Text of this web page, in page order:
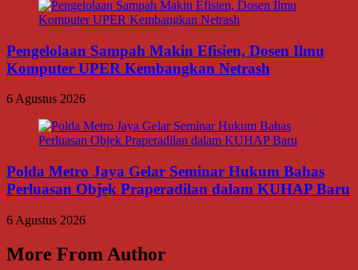
Pengelolaan Sampah Makin Efisien, Dosen Ilmu
Komputer UPER Kembangkan Netrash
6 Agustus 2026
Polda Metro Jaya Gelar Seminar Hukum Bahas
Perluasan Objek Praperadilan dalam KUHAP Baru
6 Agustus 2026
More From Author